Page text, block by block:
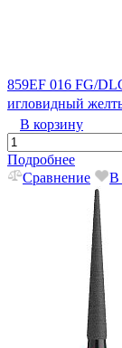
859EF 016 FG/
игловидный
В корзину
Подробнее
Сравнение
В